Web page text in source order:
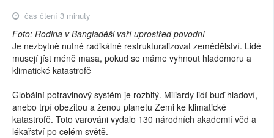
čas čtení 3 minuty
Foto: Rodina v Bangladéši vaří uprostřed povodní
Je nezbytně nutné radikálně restrukturalizovat zemědělství. Lidé
musejí jíst méně masa, pokud se máme vyhnout hladomoru a
klimatické katastrofě
Globální potravinový systém je rozbitý. Miliardy lidí buď hladoví,
anebo trpí obezitou a ženou planetu Zemi ke klimatické
katastrofě. Toto varováni vydalo 130 národních akademií věd a
lékařství po celém světě.